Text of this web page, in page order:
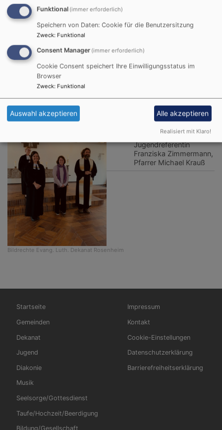
Bildrechte Evang. Luth. Dekanat Rosenheim
Bildrechte Evang. Luth. Dekanat Rosenheim
v.l. Dekanin Dagmar
Dekanin Judith Krauß,
Jugendreferentin
Franziska Zimmermann,
Pfarrer Michael Krauß
Startseite
Gemeinden
Dekanat
Jugend
Diakonie
Musik
Seelsorge/Gottesdienst
Taufe/Hochzeit/Beerdigung
Bildung/Gesellschaft
Impressum
Kontakt
Cookie-Einstellungen
Datenschutzerklärung
Barrierefreiheitserklärung
Funktional (immer erforderlich)
Speichern von Daten: Cookie für die Benutzersitzung
Zweck: Funktional
Consent Manager (immer erforderlich)
Cookie Consent speichert Ihre Einwilligungsstatus im
Browser
Zweck: Funktional
Auswahl akzeptieren Alle akzeptieren
Realisiert mit Klaro!